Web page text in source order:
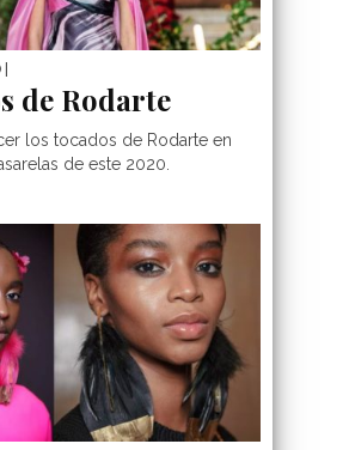
de Rodarte
los tocados de Rodarte en
de este 2020.